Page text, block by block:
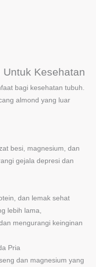
Kesehatan
bagi kesehatan tubuh.
almond yang luar
besi, magnesium, dan
gejala depresi dan
dan lemak sehat
lebih lama,
mengurangi keinginan
Pria
dan magnesium yang